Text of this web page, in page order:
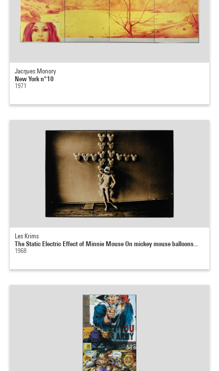
Jacques Monory
New York n°10
1971
Les Krims
The Static Electric Effect of Minnie Mouse On mickey mouse balloons...
1968